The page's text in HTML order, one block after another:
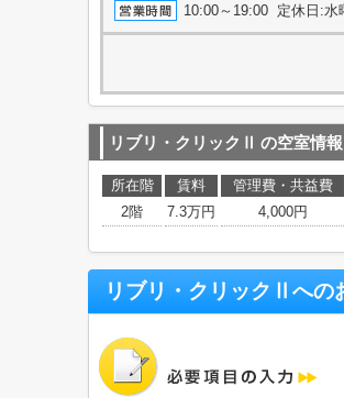
10:00～19:00 定休日:水
リブリ・クリックⅡ の空室情報
所在階 賃料 管理費・共益費
2階
7.3万円 4,000円
リブリ・クリックⅡ への